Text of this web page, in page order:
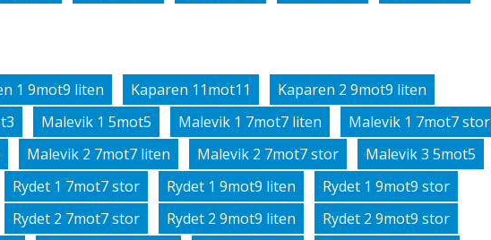
1 9mot9 liten Kaparen 11mot11
Kaparen 2 9mot9 liten
Malevik 1 5mot5 Malevik 1 7mot7 liten
Malevik 1 7mot7 stor
Malevik 2 7mot7 liten Malevik 2 7mot7 stor
Malevik 3 5mot5
Rydet 1 7mot7 stor Rydet 1 9mot9 liten
Rydet 1 9mot9 stor
Rydet 2 7mot7 stor Rydet 2 9mot9 liten
Rydet 2 9mot9 stor